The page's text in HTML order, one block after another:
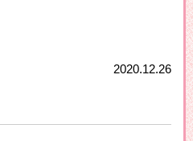
2020.12.26